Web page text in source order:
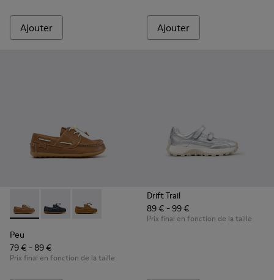
Ajouter Ajouter
Peu - K800689-004 - Chaussures bateau en cuir marron
Peu - K800689-002 - Chaussures bateau en cuir
Peu - K800689-001
Peu
79 € - 89 €
Prix final en fonction de la taille
Drift Trail
89 € - 99 €
Prix final en fonction de la taille